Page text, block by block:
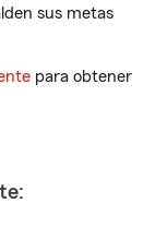
sus metas
para obtener